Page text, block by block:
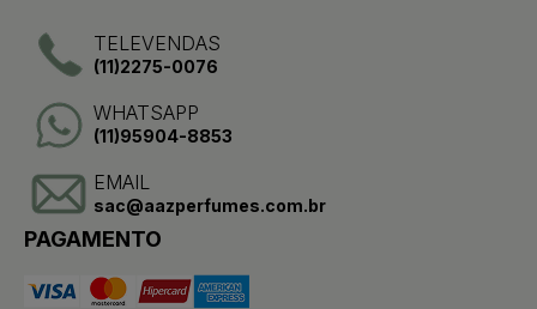
TELEVENDAS
(11)2275-0076
WHATSAPP
(11)95904-8853
EMAIL
sac@aazperfumes.com.br
PAGAMENTO